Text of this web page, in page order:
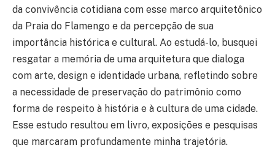
da convivência cotidiana com esse marco arquitetônico
da Praia do Flamengo e da percepção de sua
importância histórica e cultural. Ao estudá-lo, busquei
resgatar a memória de uma arquitetura que dialoga
com arte, design e identidade urbana, refletindo sobre
a necessidade de preservação do patrimônio como
forma de respeito à história e à cultura de uma cidade.
Esse estudo resultou em livro, exposições e pesquisas
que marcaram profundamente minha trajetória.